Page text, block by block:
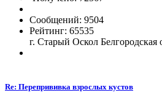
Сообщений: 9504
Рейтинг: 65535
г. Старый Оскол Белгородская
Re: Перепрививка взрослых кустов